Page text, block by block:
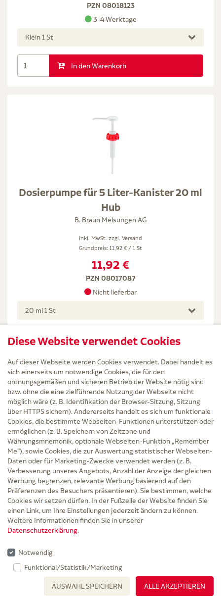
PZN 08018123
3-4 Werktage
Klein 1 St
In den Warenkorb
Dosierpumpe für 5 Liter-Kanister 20 ml
Hub
B. Braun Melsungen AG
inkl. MwSt. zzgl. Versand
Grundpreis: 11,92 € / 1 St
11,92 €
PZN 08017087
Nicht lieferbar
20 ml 1 St
DOSIERPUMPE 2 ml für 500 ml
Flaschen
B. Braun Melsungen AG
inkl. MwSt. zzgl.Versand
Grundpreis: 3,84 € / 1 St
3,84 €
PZN 05486622
500ml Flaschen 1 St
Diese Website verwendet Cookies
Auf dieser Webseite werden Cookies verwendet. Dabei handelt es
sich einerseits um notwendige Cookies, die für den
ordnungsgemäßen und sicheren Betrieb der Website nötig sind
bzw. ohne die eine zielführende Nutzung der Webseite nicht
möglich wäre (z. B. Identifikation der Browser-Sitzung, Sitzung
über HTTPS sichern). Andererseits handelt es sich um funktionale
Cookies, die bestimmte Webseiten-Funktionen unterstützen oder
ermöglichen (z. B. Speichern von Zeitzone und
Währungsmnemonik, optionale Webseiten-Funktion „Remember
Me“), sowie Cookies, die zur Auswertung statistischer Webseiten-
Daten oder für Marketing-Zwecke verwendet werden (z. B.
Verbesserung unseres Angebots, Anzahl der Anzeige der gleichen
Werbung begrenzen, relevante Werbung basierend auf den
Präferenzen des Besuchers präsentieren). Sie bestimmen, welche
Cookies wir setzen dürfen. In der Fußzeile der Website finden Sie
einen Link, um Ihre Einstellungen jederzeit ändern zu können.
Weitere Informationen finden Sie in unserer
Datenschutzerklärung.
Notwendig
Funktional/Statistik/Marketing
AUSWAHL SPEICHERN ALLE AKZEPTIEREN